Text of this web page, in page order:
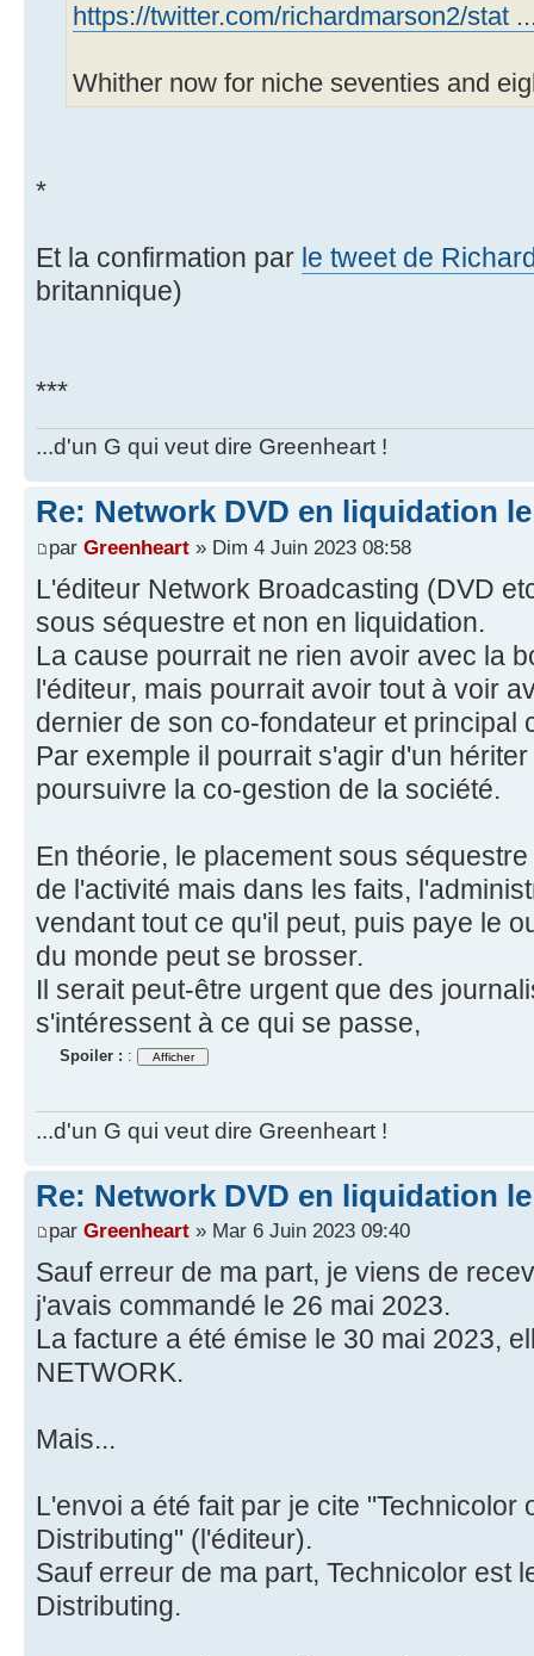
https://twitter.com/richardmarson2/stat
Whither now for niche seventies and
*
Et la confirmation par le tweet de
britannique)
***
...d'un G qui veut dire Greenheart !
Re: Network DVD en liquidation le
par Greenheart » Dim 4 Juin 2023 08:58
L'éditeur Network Broadcasting (DVD
sous séquestre et non en liquidation.
La cause pourrait ne rien avoir avec la
l'éditeur, mais pourrait avoir tout à voir
dernier de son co-fondateur et principal
Par exemple il pourrait s'agir d'un
poursuivre la co-gestion de la société.
En théorie, le placement sous
de l'activité mais dans les faits,
vendant tout ce qu'il peut, puis paye le
du monde peut se brosser.
Il serait peut-être urgent que des
s'intéressent à ce qui se passe,
Spoiler : :
...d'un G qui veut dire Greenheart !
Re: Network DVD en liquidation le
par Greenheart » Mar 6 Juin 2023 09:40
Sauf erreur de ma part, je viens de
j'avais commandé le 26 mai 2023.
La facture a été émise le 30 mai 2023,
NETWORK.
Mais...
L'envoi a été fait par je cite "Technicolor
Distributing" (l'éditeur).
Sauf erreur de ma part, Technicolor est
Distributing.